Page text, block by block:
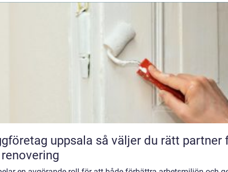
uppsala så väljer du rätt partner för